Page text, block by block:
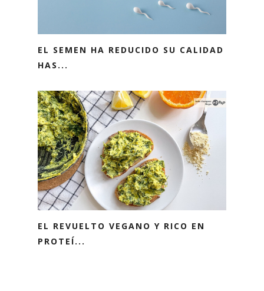
EL SEMEN HA REDUCIDO SU CALIDAD
HAS...
EL REVUELTO VEGANO Y RICO EN
PROTEÍ...